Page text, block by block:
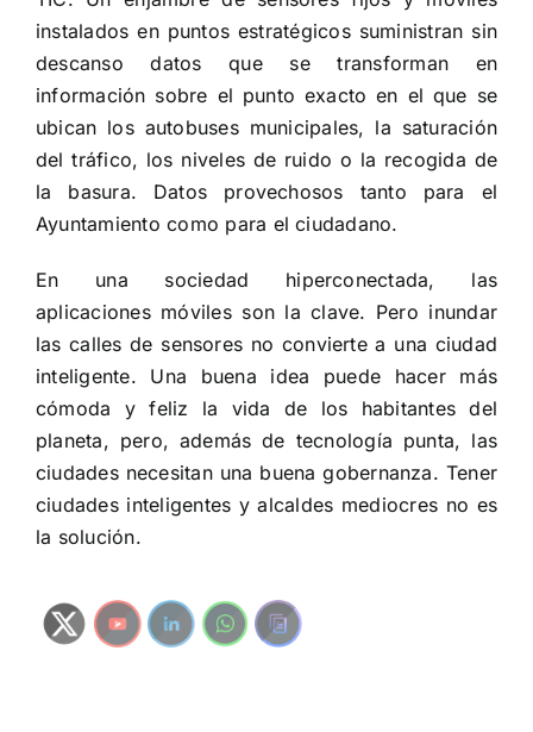
instalados en puntos estratégicos suministran sin
descanso datos que se transforman en
información sobre el punto exacto en el que se
ubican los autobuses municipales, la saturación
del tráfico, los niveles de ruido o la recogida de
la basura. Datos provechosos tanto para el
Ayuntamiento como para el ciudadano.
En una sociedad hiperconectada, las
aplicaciones móviles son la clave. Pero inundar
las calles de sensores no convierte a una ciudad
inteligente. Una buena idea puede hacer más
cómoda y feliz la vida de los habitantes del
planeta, pero, además de tecnología punta, las
ciudades necesitan una buena gobernanza. Tener
ciudades inteligentes y alcaldes mediocres no es
la solución.